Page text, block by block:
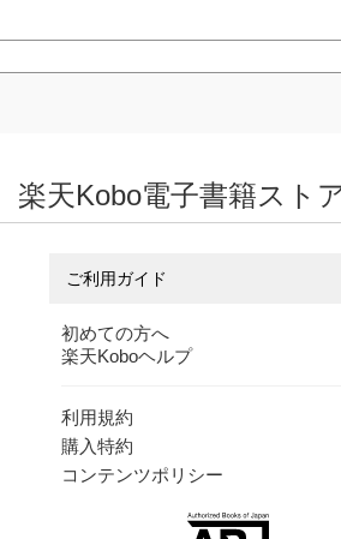
楽天Kobo電子書籍スト
ご利用ガイド
初めての方へ
楽天Koboヘルプ
利用規約
購入特約
コンテンツポリシー